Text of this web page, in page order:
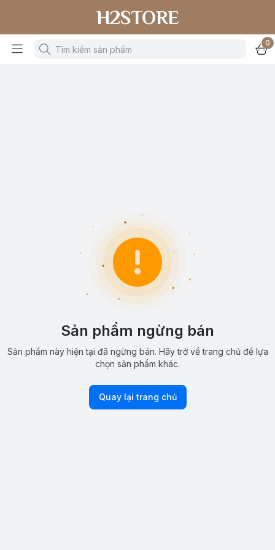
H2STORE
0
Sản phẩm ngừng bán
Sản phẩm này hiện tại đã ngừng bán. Hãy trở về trang chủ để lựa
chọn sản phẩm khác.
Quay lại trang chủ